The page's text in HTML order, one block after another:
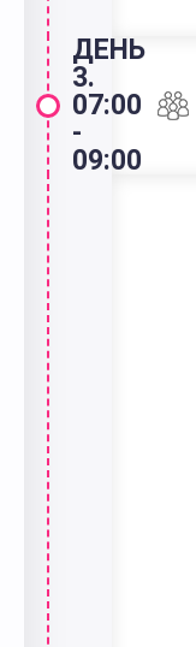
ДЕНЬ
3.
07:00
-
09:00